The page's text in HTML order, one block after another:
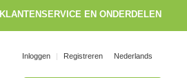
KLANTENSERVICE EN ONDERDELEN
Inloggen | Registreren Nederlands